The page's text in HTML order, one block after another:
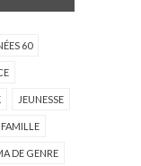
60
JEUNESSE
FAMILLE
DE GENRE